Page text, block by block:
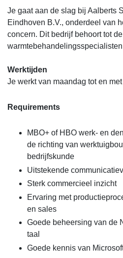
Je gaat aan de slag bij Aalberts
Eindhoven B.V., onderdeel van
concern. Dit bedrijf behoort tot
Werktijden
Je werkt van maandag tot en
Requirements
MBO+ of HBO werk- en
de richting van
bedrijfskunde
Uitstekende
Sterk commercieel inzicht
Ervaring met
en sales
Goede beheersing van de
taal
Goede kennis van